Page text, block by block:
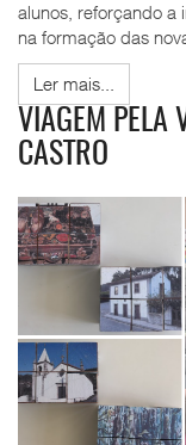
alunos, reforçando a
na formação das
Ler mais...
VIAGEM PELA
CASTRO